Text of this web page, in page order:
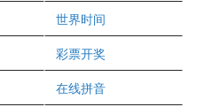
世界时间
彩票开奖
在线拼音